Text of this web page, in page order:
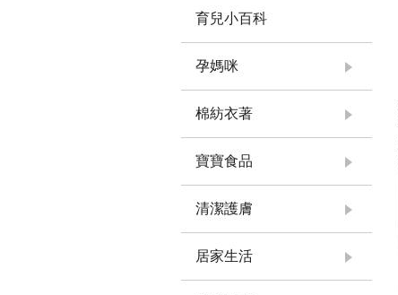
育兒小百科
孕媽咪
棉紡衣著
寶寶食品
清潔護膚
居家生活